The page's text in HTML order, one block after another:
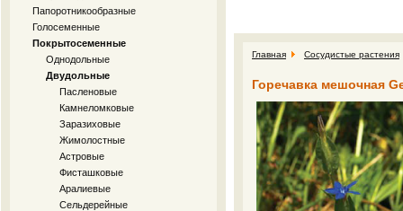
Папоротникообразные
Голосеменные
Покрытосеменные
Однодольные
Двудольные
Пасленовые
Камнеломковые
Заразиховые
Жимолостные
Астровые
Фисташковые
Аралиевые
Сельдерейные
Главная Сосудистые растения
Горечавка мешочная